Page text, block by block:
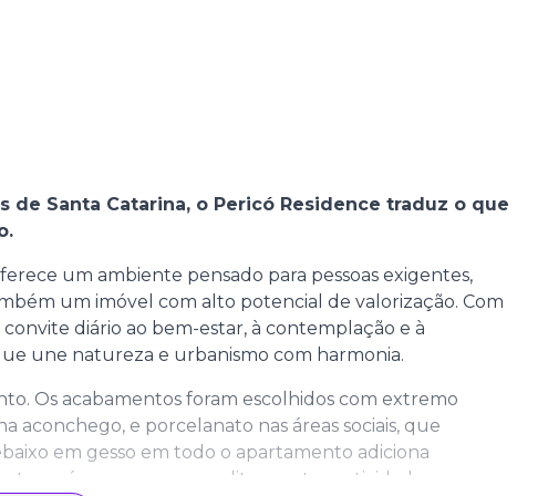
Santa Catarina, o Pericó Residence traduz o que
um ambiente pensado para pessoas exigentes,
um imóvel com alto potencial de valorização. Com
diário ao bem-estar, à contemplação e à
une natureza e urbanismo com harmonia.
Os acabamentos foram escolhidos com extremo
aconchego, e porcelanato nas áreas sociais, que
em gesso em todo o apartamento adiciona
a gás e espera para split garante praticidade e